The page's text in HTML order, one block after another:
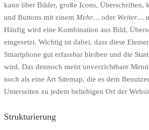
kann über Bilder, große Icons, Überschriften,
und Buttons mit einem Mehr… oder Weiter…
Häufig wird eine Kombination aus Bild,
eingesetzt. Wichtig ist dabei, dass diese
Smartphone gut erfassbar bleiben und die
wird. Das dennoch meist unverzichtbare
noch als eine Art Sitemap, die es dem
Unterseiten zu jedem beliebigen Ort der
Strukturierung